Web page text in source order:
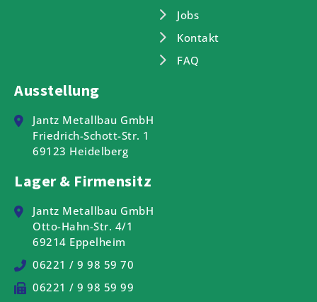
Jobs
Kontakt
FAQ
Ausstellung
Jantz Metallbau GmbH
Friedrich-Schott-Str. 1
69123 Heidelberg
Lager & Firmensitz
Jantz Metallbau GmbH
Otto-Hahn-Str. 4/1
69214 Eppelheim
06221 / 9 98 59 70
06221 / 9 98 59 99